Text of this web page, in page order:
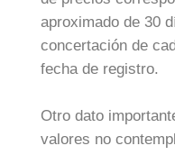
aproximado de 30
concertación de
fecha de registro.
Otro dato
valores no